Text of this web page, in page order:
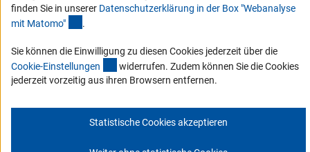
Zum Newsletter
finden Sie in unserer Datenschutzerklärung in der Box "Webanalyse
mit Matomo" .
Sie können die Einwilligung zu diesen Cookies jederzeit über die
Cookie-Einstellungen (interner Link)
widerrufen. Zudem können Sie die Cookies
jederzeit vorzeitig aus ihren Browsern entfernen.
Statistische Cookies akzeptieren